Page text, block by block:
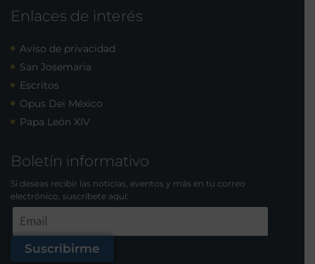
Enlaces de interés
Aviso de privacidad
San Josemaría
Escritos
Opus Dei México
Papa León XIV
Boletín informativo
Si deseas recibir las noticias, eventos y más en tu correo
electrónico, suscríbete aquí:
Suscribirme